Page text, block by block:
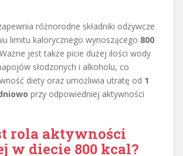
różnorodne składniki odżywcze
limitu kalorycznego wynoszącego 800
jest także picie dużej ilości wody
słodzonych i alkoholu, co
diety oraz umożliwia utratę od 1
przy odpowiedniej aktywności
rola aktywności
w diecie 800 kcal?